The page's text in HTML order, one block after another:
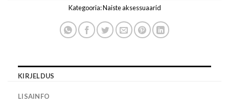
Kategooria:Naiste aksessuaarid
KIRJELDUS
LISAINFO